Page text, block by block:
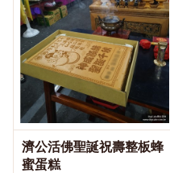
♡
濟公活佛聖誕祝壽整板蜂
蜜蛋糕